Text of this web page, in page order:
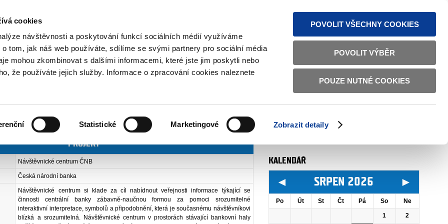
cookies
návštěvnosti a poskytování funkcí sociálních médií využíváme
tom, jak náš web používáte, sdílíme se svými partnery pro sociální média
mohou zkombinovat s dalšími informacemi, které jste jim poskytli nebo
že používáte jejich služby. Informace o zpracování cookies naleznete
Statistické Marketingové Zobrazit detaily
POVOLIT VŠECHNY COOKIES
POVOLIT VÝBĚR
POUZE NUTNÉ COOKIES
MAPA STRÁNEK TEXTOVÁ VERZE
aneb Proč se finančně vzdělávat?
Projekty finančního vzdělávání Návštěvnické centrum ČNB
- Retailové finanční služby a ochrana
Vydáno25. 6. 2020
PROJEKT
Návštěvnické centrum ČNB
Česká národní banka
Návštěvnické centrum si klade za cíl nabídnout veřejnosti informace týkající se
činnosti centrální banky zábavně-naučnou formou za pomoci srozumitelné
interaktivní interpretace, symbolů a připodobnění, která je současnému návštěvníkovi
blízká a srozumitelná. Návštěvnické centrum v prostorách stávající bankovní haly
AUTOR
KALENDÁŘ
◄ SRPEN 2026 ►
Po Út St Čt Pá So Ne
1 2